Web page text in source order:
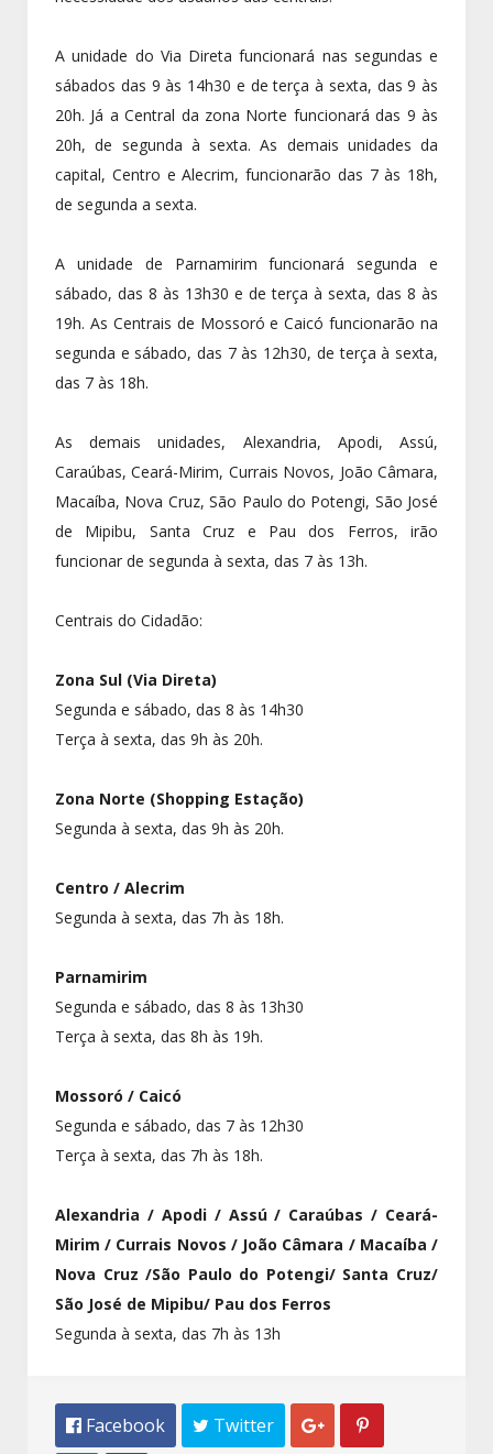
A unidade do Via Direta funcionará nas segundas e
sábados das 9 às 14h30 e de terça à sexta, das 9 às
20h. Já a Central da zona Norte funcionará das 9 às
20h, de segunda à sexta. As demais unidades da
capital, Centro e Alecrim, funcionarão das 7 às 18h,
de segunda a sexta.
A unidade de Parnamirim funcionará segunda e
sábado, das 8 às 13h30 e de terça à sexta, das 8 às
19h. As Centrais de Mossoró e Caicó funcionarão na
segunda e sábado, das 7 às 12h30, de terça à sexta,
das 7 às 18h.
As demais unidades, Alexandria, Apodi, Assú,
Caraúbas, Ceará-Mirim, Currais Novos, João Câmara,
Macaíba, Nova Cruz, São Paulo do Potengi, São José
de Mipibu, Santa Cruz e Pau dos Ferros, irão
funcionar de segunda à sexta, das 7 às 13h.
Centrais do Cidadão:
Zona Sul (Via Direta)
Segunda e sábado, das 8 às 14h30
Terça à sexta, das 9h às 20h.
Zona Norte (Shopping Estação)
Segunda à sexta, das 9h às 20h.
Centro / Alecrim
Segunda à sexta, das 7h às 18h.
Parnamirim
Segunda e sábado, das 8 às 13h30
Terça à sexta, das 8h às 19h.
Mossoró / Caicó
Segunda e sábado, das 7 às 12h30
Terça à sexta, das 7h às 18h.
Alexandria / Apodi / Assú / Caraúbas / Ceará-
Mirim / Currais Novos / João Câmara / Macaíba /
Nova Cruz /São Paulo do Potengi/ Santa Cruz/
São José de Mipibu/ Pau dos Ferros
Segunda à sexta, das 7h às 13h
 Facebook  Twitter  